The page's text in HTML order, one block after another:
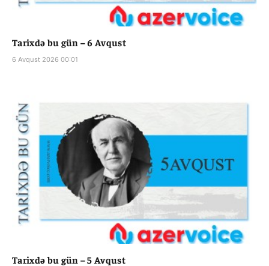
Tarixdə bu gün – 6 Avqust
6 Avqust 2026 00:01
Tarixdə bu gün – 5 Avqust